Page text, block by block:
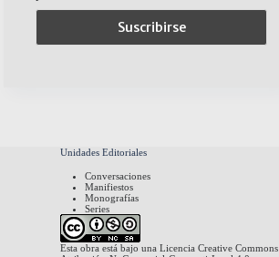
Unidades Editoriales
Conversaciones
Manifiestos
Monografías
Series
Esta obra está bajo una Licencia Creative Commons